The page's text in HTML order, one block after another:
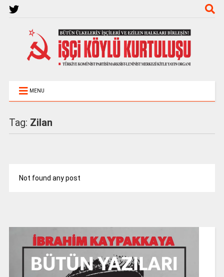
MENU
Tag: Zilan
Not found any post